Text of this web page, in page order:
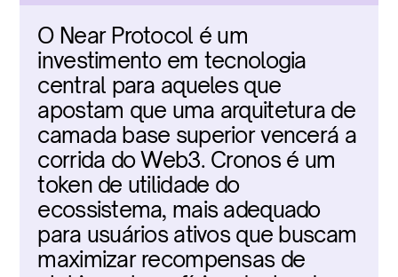
O Near Protocol é um
investimento em tecnologia
central para aqueles que
apostam que uma arquitetura de
camada base superior vencerá a
corrida do Web3. Cronos é um
token de utilidade do
ecossistema, mais adequado
para usuários ativos que buscam
maximizar recompensas de